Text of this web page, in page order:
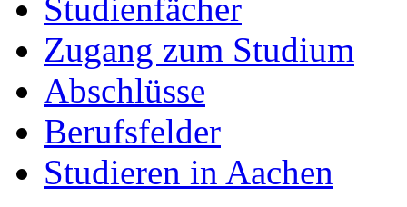
Studienfächer
Zugang zum Studium
Abschlüsse
Berufsfelder
Studieren in Aachen